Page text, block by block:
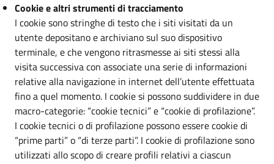
Cookie e altri strumenti di tracciamento
I cookie sono stringhe di testo che i siti visitati da un
utente depositano e archiviano sul suo dispositivo
terminale, e che vengono ritrasmesse ai siti stessi alla
visita successiva con associate una serie di informazioni
relative alla navigazione in internet dell’utente effettuata
fino a quel momento. I cookie si possono suddividere in due
macro-categorie: “cookie tecnici” e “cookie di profilazione”.
I cookie tecnici o di profilazione possono essere cookie di
“prime parti” o “di terze parti”. I cookie di profilazione sono
utilizzati allo scopo di creare profili relativi a ciascun